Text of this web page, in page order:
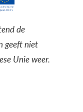
de
geeft niet
Unie weer.